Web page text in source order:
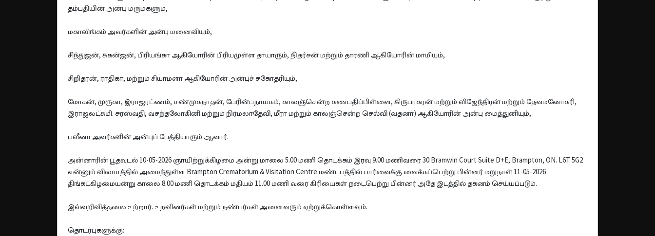
தம்பதியின் அன்பு மருமகளும்,
மகாலிங்கம் அவர்களின் அன்பு மனைவியும்,
சிந்துஜன், சுகன்ஜன், பிரியங்கா ஆகியோரின் பிரியமுள்ள தாயாரும், நிதர்சன் மற்றும் தாரணி ஆகியோரின் மாமியும்,
சிறிதரன், ராதிகா, மற்றும் சியாமளா ஆகியோரின் அன்புச் சகோதரியும்,
மோகன், முருகா, இராஜரட்ணம், சண்முகநாதன், பேரின்பநாயகம், காலஞ்சென்ற கணபதிப்பிள்ளை, கிருபாகரன் மற்றும் விஜேந்திரன் மற்றும் தேவமனோகரி,
இராஜலட்சுமி. சரஸ்வதி, வசந்தலோகினி மற்றும் நிர்மலாதேவி, மீரா மற்றும் காலஞ்சென்ற செல்வி (வதனா) ஆகியோரின் அன்பு மைத்துனியும்,
பவீனா அவர்களின் அன்புப் பேத்தியாரும் ஆவார்.
அன்னாரின் பூதவுடல் 10-05-2026 ஞாயிற்றுக்கிழமை அன்று மாலை 5.00 மணி தொடக்கம் இரவு 9.00 மணிவரை 30 Bramwin Court Suite D+E, Brampton, ON. L6T 5G2
என்னும் விலாசத்தில் அமைந்துள்ள Brampton Crematorium & Visitation Centre மண்டபத்தில் பார்வைக்கு வைக்கப்பெற்று பின்னர் மறுநாள் 11-05-2026
திங்கட்கிழமையன்று காலை 8.00 மணி தொடக்கம் மதியம் 11.00 மணி வரை கிரியைகள் நடைபெற்று பின்னர் அதே இடத்தில் தகனம் செய்யப்படும்.
இவ்வறிவித்தலை உற்றார். உறவினர்கள் மற்றும் நண்பர்கள் அனைவரும் ஏற்றுக்கொள்ளவும்.
தொடர்புகளுக்கு: